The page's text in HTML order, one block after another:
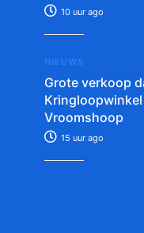
10 uur ago
NIEUWS
Grote verkoop
Vroomshoop
15 uur ago